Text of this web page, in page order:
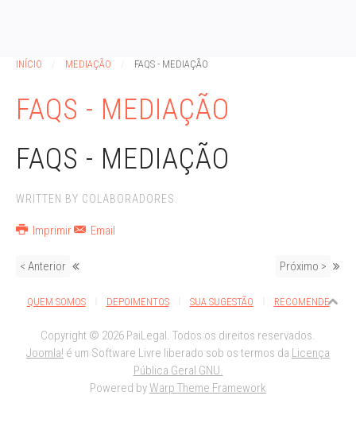
INÍCIO MEDIAÇÃO FAQS - MEDIAÇÃO
FAQS - MEDIAÇÃO
FAQS - MEDIAÇÃO
WRITTEN BY COLABORADORES.
Imprimir Email
< Anterior Próximo >
QUEM SOMOS DEPOIMENTOS SUA SUGESTÃO RECOMENDE
Copyright © 2026 PaiLegal. Todos os direitos reservados.
Joomla! é um Software Livre liberado sob os termos da Licença
Pública Geral GNU.
Powered byWarp Theme Framework